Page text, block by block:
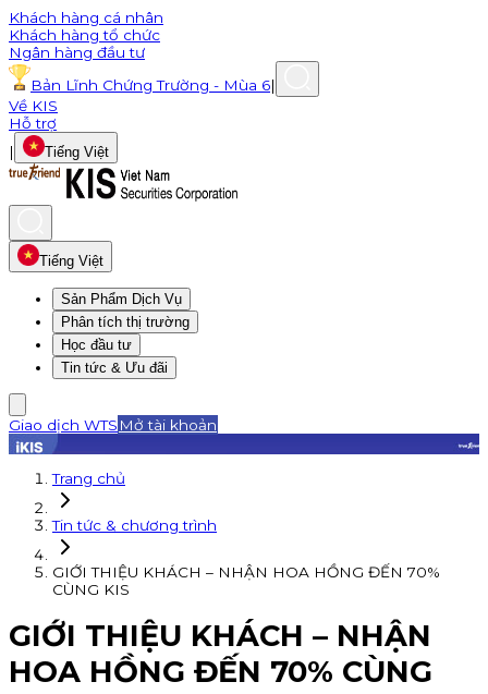
Khách hàng cá nhân
Khách hàng tổ chức
Ngân hàng đầu tư
Bản Lĩnh Chứng Trường - Mùa 6|
Về KIS
Hỗ trợ
|
Tiếng Việt
Tiếng Việt
Sản Phẩm Dịch Vụ
Phân tích thị trường
Học đầu tư
Tin tức & Ưu đãi
Giao dịch WTS Mở tài khoản
Trang chủ
Tin tức & chương trình
GIỚI THIỆU KHÁCH – NHẬN HOA HỒNG ĐẾN 70%
CÙNG KIS
GIỚI THIỆU KHÁCH – NHẬN
HOA HỒNG ĐẾN 70% CÙNG